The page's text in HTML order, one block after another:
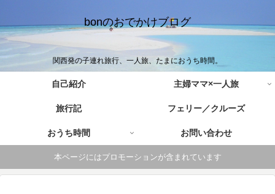
bonのおでかけブログ
関西発の子連れ旅行、一人旅、たまにおうち時間。
自己紹介 主婦ママ×一人旅
旅行記 フェリー／クルーズ
おうち時間 お問い合わせ
本ページにはプロモーションが含まれています